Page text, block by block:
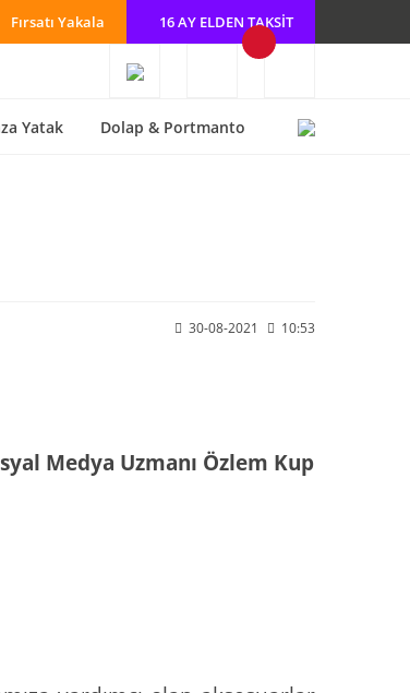
Fırsatı Yakala 16 AY ELDEN TAKSİT
Yatak Dolap & Portmanto
30-08-2021 10:53
Medya Uzmanı Özlem Kup